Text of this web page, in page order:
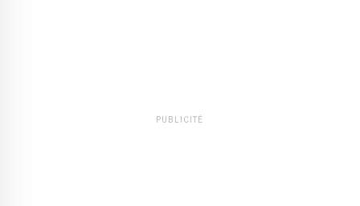
PUBLICITÉ